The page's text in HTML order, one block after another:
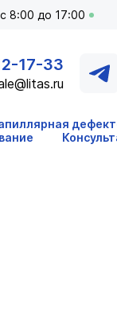
8:00 до 17:00
17-33